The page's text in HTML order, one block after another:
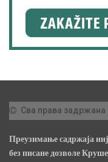
Сва права задржана
Преузимање садржаја
без писане дозволе